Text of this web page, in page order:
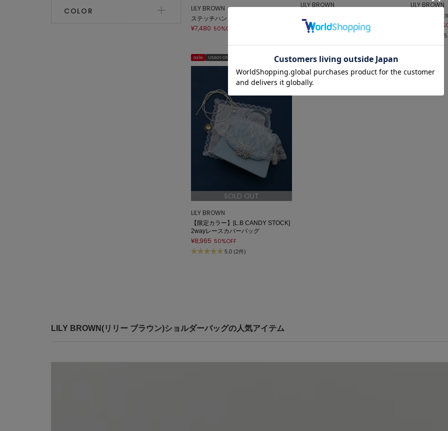
COLOR LILY BROWN
ステッチハンドルバケツバッグ
¥7,480 50%OFF
LILY BROWN
¥6,985 50%OFF
LILY BROWN
2wayミニシ
sale USAGI ONLINE限定 サステナブル
SOLD OUT
LILY BROWN
【限定カラー】[L.B CANDY STOCK]
2wayレースカバーバッグ
¥8,965 50%OFF
5.0 (2件)
LILY BROWN(リリー ブラウン)ショルダーバッグの人気アイテム